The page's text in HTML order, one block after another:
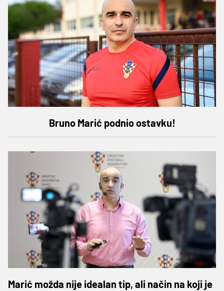
Bruno Marić podnio ostavku!
Marić možda nije idealan tip, ali način na koji je